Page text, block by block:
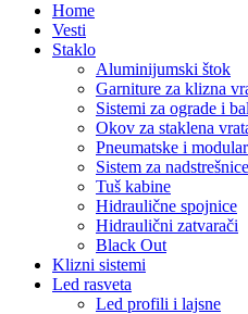
Home
Vesti
Staklo
Aluminijumski štok
Garniture za klizna
Sistemi za ograde i
Okov za staklena
Pneumatske i
Sistem za nadstrešnice
Tuš kabine
Hidraulične spojnice
Hidraulični zatvarači
Black Out
Klizni sistemi
Led rasveta
Led profili i lajsne